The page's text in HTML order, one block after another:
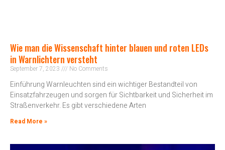
Wie man die Wissenschaft hinter blauen und roten LEDs
in Warnlichtern versteht
September 7, 2023 No Comments
Einführung Warnleuchten sind ein wichtiger Bestandteil von
Einsatzfahrzeugen und sorgen für Sichtbarkeit und Sicherheit im
Straßenverkehr. Es gibt verschiedene Arten
Read More »